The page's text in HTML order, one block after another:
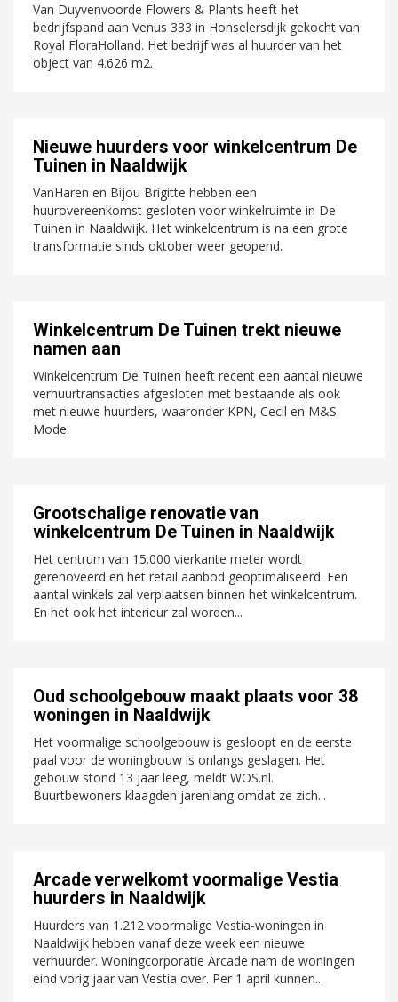
Van Duyvenvoorde Flowers & Plants heeft het
bedrijfspand aan Venus 333 in Honselersdijk gekocht van
Royal FloraHolland. Het bedrijf was al huurder van het
object van 4.626 m2.
Nieuwe huurders voor winkelcentrum De
Tuinen in Naaldwijk
VanHaren en Bijou Brigitte hebben een
huurovereenkomst gesloten voor winkelruimte in De
Tuinen in Naaldwijk. Het winkelcentrum is na een grote
transformatie sinds oktober weer geopend.
Winkelcentrum De Tuinen trekt nieuwe
namen aan
Winkelcentrum De Tuinen heeft recent een aantal nieuwe
verhuurtransacties afgesloten met bestaande als ook
met nieuwe huurders, waaronder KPN, Cecil en M&S
Mode.
Grootschalige renovatie van
winkelcentrum De Tuinen in Naaldwijk
Het centrum van 15.000 vierkante meter wordt
gerenoveerd en het retail aanbod geoptimaliseerd. Een
aantal winkels zal verplaatsen binnen het winkelcentrum.
En het ook het interieur zal worden...
Oud schoolgebouw maakt plaats voor 38
woningen in Naaldwijk
Het voormalige schoolgebouw is gesloopt en de eerste
paal voor de woningbouw is onlangs geslagen. Het
gebouw stond 13 jaar leeg, meldt WOS.nl.
Buurtbewoners klaagden jarenlang omdat ze zich...
Arcade verwelkomt voormalige Vestia
huurders in Naaldwijk
Huurders van 1.212 voormalige Vestia-woningen in
Naaldwijk hebben vanaf deze week een nieuwe
verhuurder. Woningcorporatie Arcade nam de woningen
eind vorig jaar van Vestia over. Per 1 april kunnen...